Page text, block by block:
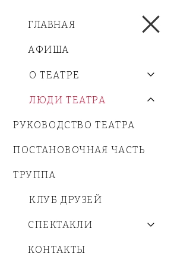
ГЛАВНАЯ
АФИША
О ТЕАТРЕ
ЛЮДИ ТЕАТРА
РУКОВОДСТВО ТЕАТРА
ПОСТАНОВОЧНАЯ ЧАСТЬ
ТРУППА
КЛУБ ДРУЗЕЙ
СПЕКТАКЛИ
КОНТАКТЫ